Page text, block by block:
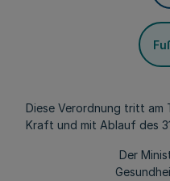
Diese Verordnung tritt am
Kraft und mit Ablauf des
Der